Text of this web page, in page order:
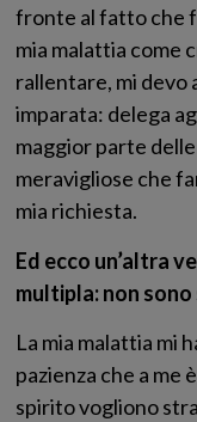
fronte al fatto che
mia malattia come
rallentare, mi devo
imparata: delega
maggior parte
meravigliose che
mia richiesta.
Ed ecco un’altra
multipla: non sono
La mia malattia mi
pazienza che a me
spirito vogliono